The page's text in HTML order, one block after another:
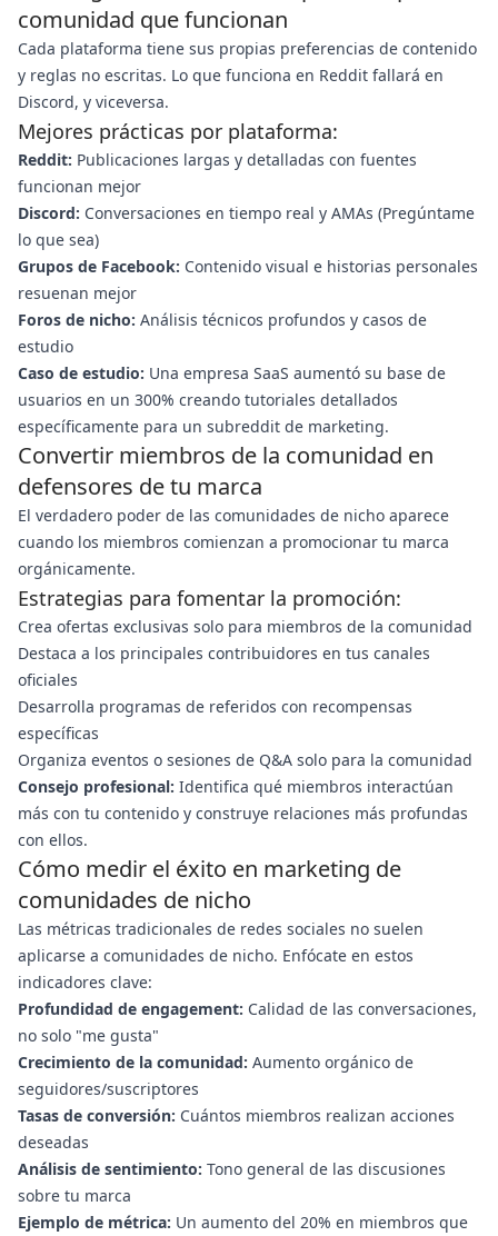
comunidad que funcionan
Cada plataforma tiene sus propias preferencias de contenido
y reglas no escritas. Lo que funciona en Reddit fallará en
Discord, y viceversa.
Mejores prácticas por plataforma:
Reddit: Publicaciones largas y detalladas con fuentes
funcionan mejor
Discord: Conversaciones en tiempo real y AMAs (Pregúntame
lo que sea)
Grupos de Facebook: Contenido visual e historias personales
resuenan mejor
Foros de nicho: Análisis técnicos profundos y casos de
estudio
Caso de estudio: Una empresa SaaS aumentó su base de
usuarios en un 300% creando tutoriales detallados
específicamente para un subreddit de marketing.
Convertir miembros de la comunidad en
defensores de tu marca
El verdadero poder de las comunidades de nicho aparece
cuando los miembros comienzan a promocionar tu marca
orgánicamente.
Estrategias para fomentar la promoción:
Crea ofertas exclusivas solo para miembros de la comunidad
Destaca a los principales contribuidores en tus canales
oficiales
Desarrolla programas de referidos con recompensas
específicas
Organiza eventos o sesiones de Q&A solo para la comunidad
Consejo profesional: Identifica qué miembros interactúan
más con tu contenido y construye relaciones más profundas
con ellos.
Cómo medir el éxito en marketing de
comunidades de nicho
Las métricas tradicionales de redes sociales no suelen
aplicarse a comunidades de nicho. Enfócate en estos
indicadores clave:
Profundidad de engagement: Calidad de las conversaciones,
no solo "me gusta"
Crecimiento de la comunidad: Aumento orgánico de
seguidores/suscriptores
Tasas de conversión: Cuántos miembros realizan acciones
deseadas
Análisis de sentimiento: Tono general de las discusiones
sobre tu marca
Ejemplo de métrica: Un aumento del 20% en miembros que